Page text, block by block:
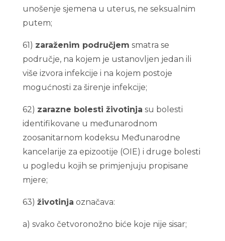
unošenje sjemena u uterus, ne seksualnim
putem;
61) zaraženim područjem smatra se
područje, na kojem je ustanovljen jedan ili
više izvora infekcije i na kojem postoje
mogućnosti za širenje infekcije;
62) zarazne bolesti životinja su bolesti
identifikovane u međunarodnom
zoosanitarnom kodeksu Međunarodne
kancelarije za epizootije (OIE) i druge bolesti
u pogledu kojih se primjenjuju propisane
mjere;
63) životinja označava:
a) svako četvoronožno biće koje nije sisar;